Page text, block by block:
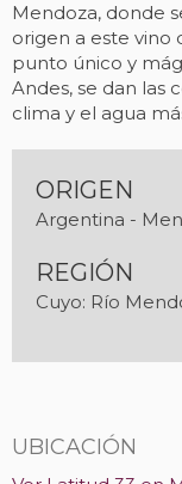
Mendoza, donde
origen a este vino
punto único y
Andes, se dan las
clima y el agua
ORIGEN
Argentina -
REGIÓN
Cuyo: Río
UBICACIÓN